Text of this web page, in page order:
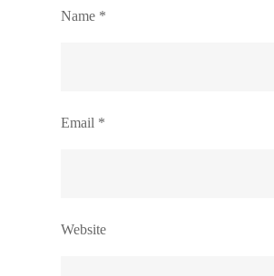
Name *
Email *
Website